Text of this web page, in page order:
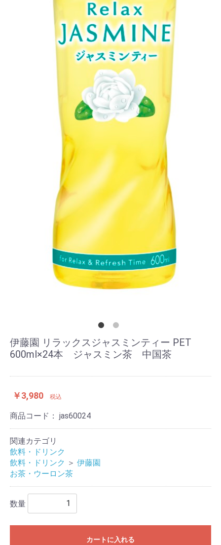
伊藤園 リラックスジャスミンティー PET
600ml×24本 ジャスミン茶 中国茶
￥3,980 税込
商品コード： jas60024
関連カテゴリ
飲料・ドリンク
飲料・ドリンク ＞ 伊藤園
お茶・ウーロン茶
数量
カートに入れる